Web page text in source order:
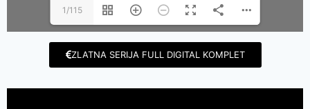
1/115
ZLATNA SERIJA FULL DIGITAL KOMPLET